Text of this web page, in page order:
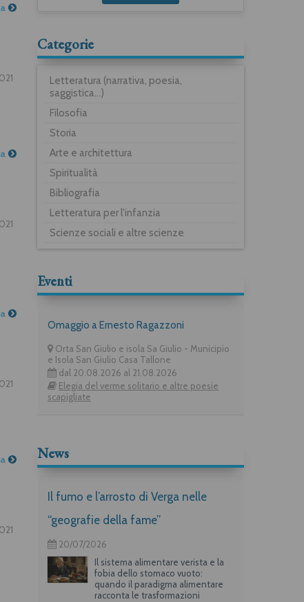
Categorie
Letteratura (narrativa, poesia,
saggistica...)
Filosofia
Storia
Arte e architettura
Spiritualità
Bibliografia
Letteratura per l'infanzia
Scienze sociali e altre scienze
Eventi
Omaggio a Ernesto Ragazzoni
Orta San Giulio e isola Sa Giulio - Municipio
e Isola San Giulio Casa Tallone
dal 20.08.2026 al 21.08.2026
Elegia del verme solitario e altre poesie
scapigliate
News
Il fumo e l’arrosto di Verga nelle
“geografie della fame”
20/07/2026
Il sistema alimentare verista e la
fobia dello stomaco vuoto:
quando il paradigma alimentare
racconta le trasformazioni